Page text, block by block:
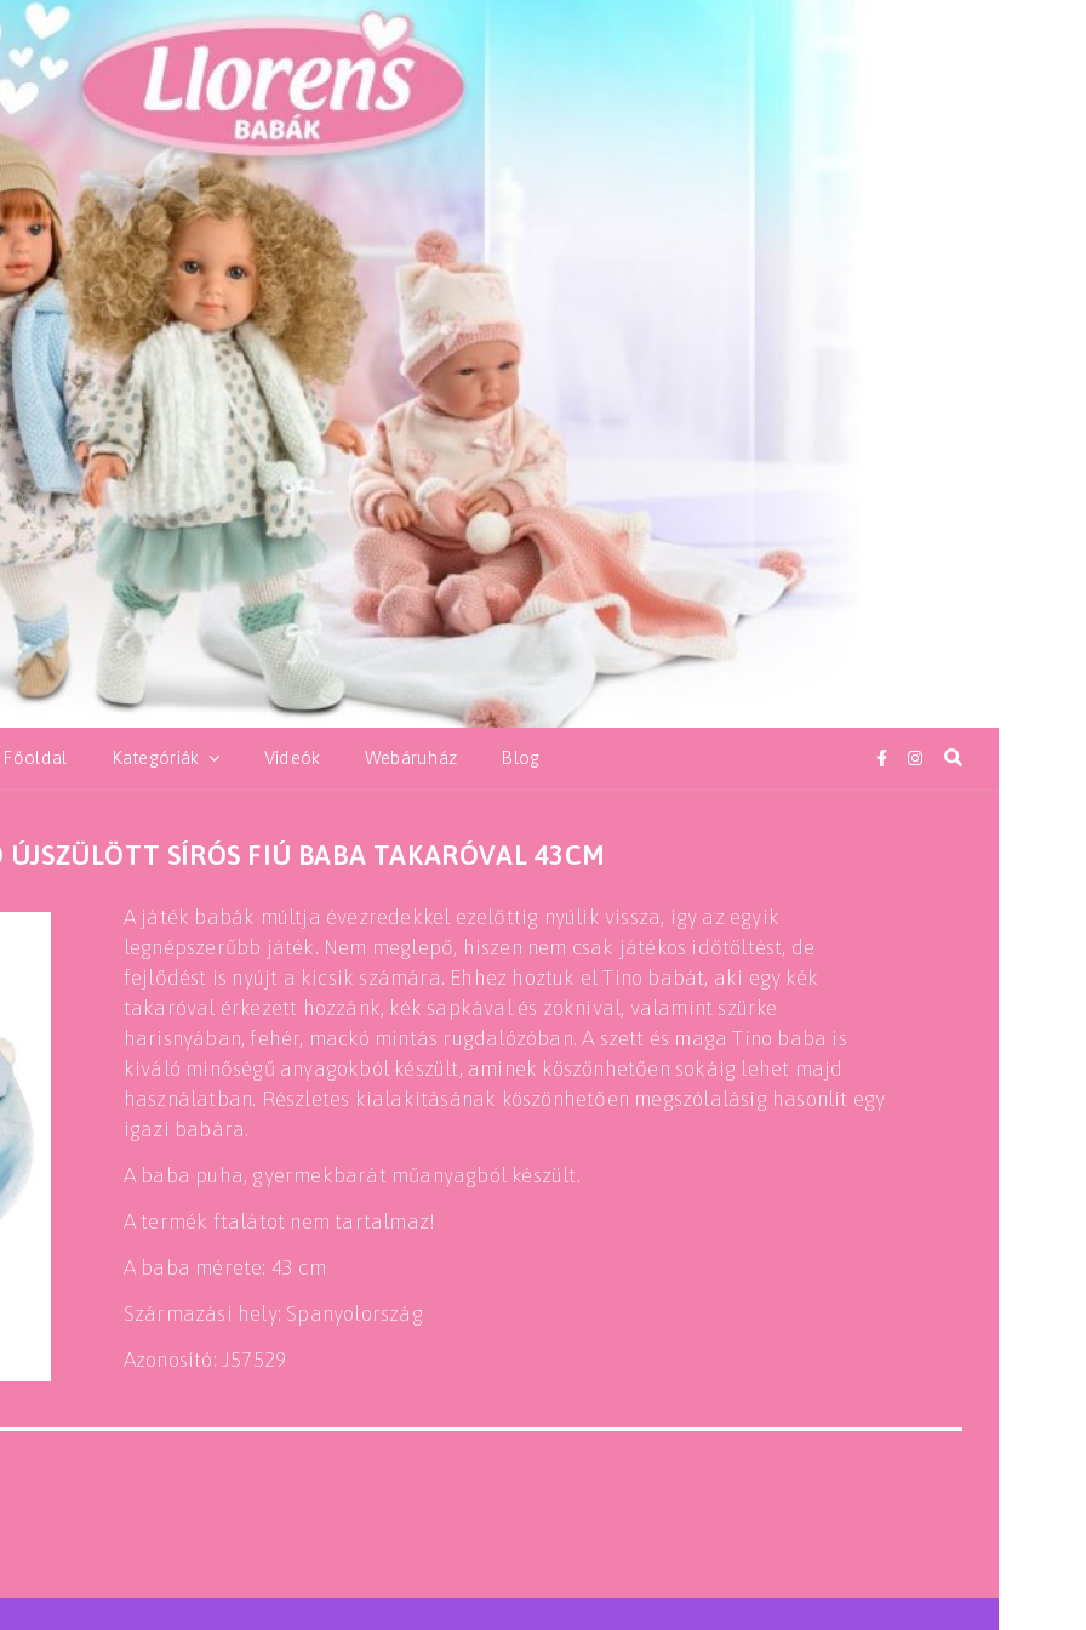
Főoldal Kategóriák Videók Webáruház Blog
SÍRÓS FIÚ BABA TAKARÓVAL 43CM
A játék babák múltja évezredekkel ezelőttig nyúlik vissza, így az egyik
legnépszerűbb játék. Nem meglepő, hiszen nem csak játékos időtöltést, de
fejlődést is nyújt a kicsik számára. Ehhez hoztuk el Tino babát, aki egy kék
takaróval érkezett hozzánk, kék sapkával és zoknival, valamint szürke
harisnyában, fehér, mackó mintás rugdalózóban. A szett és maga Tino baba is
kiváló minőségű anyagokból készült, aminek köszönhetően sokáig lehet majd
használatban. Részletes kialakításának köszönhetően megszólalásig hasonlít egy
igazi babára.
A baba puha, gyermekbarát műanyagból készült.
A termék ftalátot nem tartalmaz!
A baba mérete: 43 cm
Származási hely: Spanyolország
Azonosító: J57529